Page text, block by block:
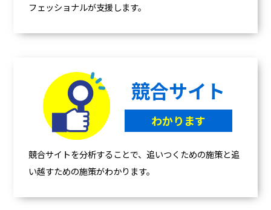
フェッショナルが支援します。
競合サイト
わかります
競合サイトを分析することで、追いつくための施策と追
い越すための施策がわかります。